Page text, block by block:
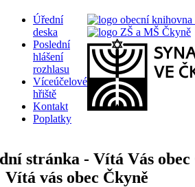
Úřední
deska
Poslední
hlášení
rozhlasu
Víceúčelové
hřiště
Kontakt
Poplatky
Vítá vás obec Čkyně